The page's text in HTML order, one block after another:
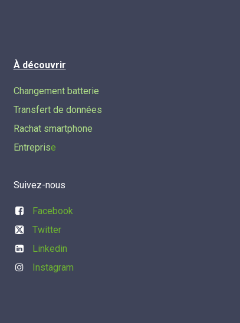
À découvrir
Changement batterie
Transfert de données​
Rachat smartphone
Entreprise
Suivez-nous
Facebook
Twitter
Linkedin
Instagram